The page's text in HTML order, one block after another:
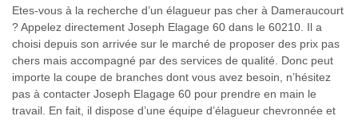
Etes-vous à la recherche d’un élagueur pas cher à Dameraucourt
? Appelez directement Joseph Elagage 60 dans le 60210. Il a
choisi depuis son arrivée sur le marché de proposer des prix pas
chers mais accompagné par des services de qualité. Donc peut
importe la coupe de branches dont vous avez besoin, n’hésitez
pas à contacter Joseph Elagage 60 pour prendre en main le
travail. En fait, il dispose d’une équipe d’élagueur chevronnée et